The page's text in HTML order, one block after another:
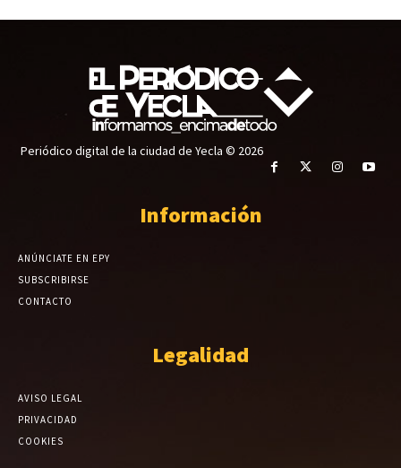
Periódico digital de la ciudad de Yecla © 2026
Información
ANÚNCIATE EN EPY
SUBSCRIBIRSE
CONTACTO
Legalidad
AVISO LEGAL
PRIVACIDAD
COOKIES